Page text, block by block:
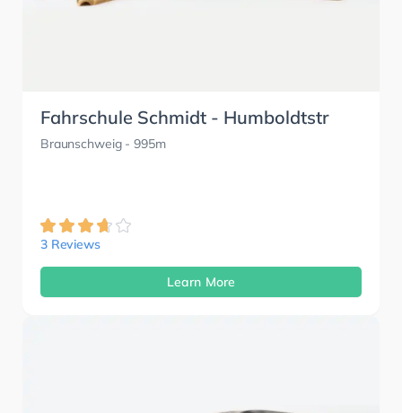
Fahrschule Schmidt - Humboldtstr
Braunschweig- 995m
3 Reviews
Learn More